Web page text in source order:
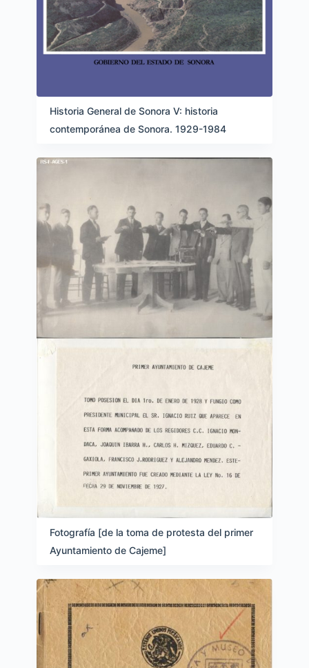
Historia General de Sonora V: historia
contemporánea de Sonora. 1929-1984
Fotografía [de la toma de protesta del primer
Ayuntamiento de Cajeme]